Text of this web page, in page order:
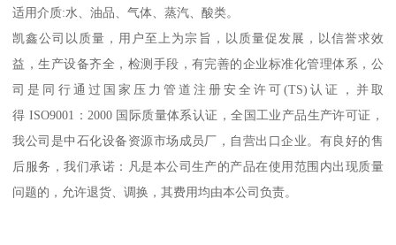
适用介质:水、油品、气体、蒸汽、酸类。
凯鑫公司以质量，用户至上为宗旨，以质量促发展，以信誉求效
益，生产设备齐全，检测手段，有完善的企业标准化管理体系，公
司是同行通过国家压力管道注册安全许可(TS)认证，并取
得 ISO9001：2000 国际质量体系认证，全国工业产品生产许可证，
我公司是中石化设备资源市场成员厂，自营出口企业。有良好的售
后服务，我们承诺：凡是本公司生产的产品在使用范围内出现质量
问题的，允许退货、调换，其费用均由本公司负责。